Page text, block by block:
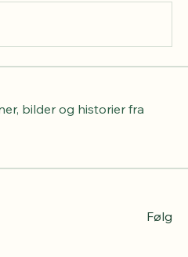
bilder og historier fra
Følg